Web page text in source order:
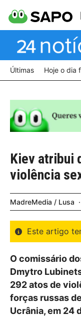
Últimas Hoje o dia
Kiev atribui
violência
MadreMedia / Lusa
Este artigo
O comissário
Dmytro
292 atos de
forças russas
Ucrânia, em 24